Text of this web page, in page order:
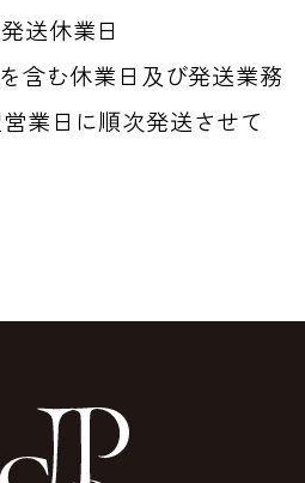
送休業日
含む休業日及び発送業務
業日に順次発送させて